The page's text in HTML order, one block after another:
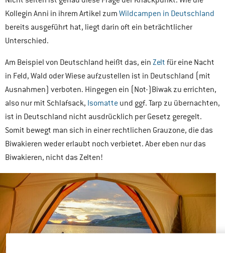
Kollegin Anni in ihrem Artikel zum Wildcampen in Deutschland
bereits ausgeführt hat, liegt darin oft ein beträchtlicher
Unterschied.
Am Beispiel von Deutschland heißt das, ein Zelt für eine Nacht
in Feld, Wald oder Wiese aufzustellen ist in Deutschland (mit
Ausnahmen) verboten. Hingegen ein (Not-)Biwak zu errichten,
also nur mit Schlafsack, Isomatte und ggf. Tarp zu übernachten,
ist in Deutschland nicht ausdrücklich per Gesetz geregelt.
Somit bewegt man sich in einer rechtlichen Grauzone, die das
Biwakieren weder erlaubt noch verbietet. Aber eben nur das
Biwakieren, nicht das Zelten!